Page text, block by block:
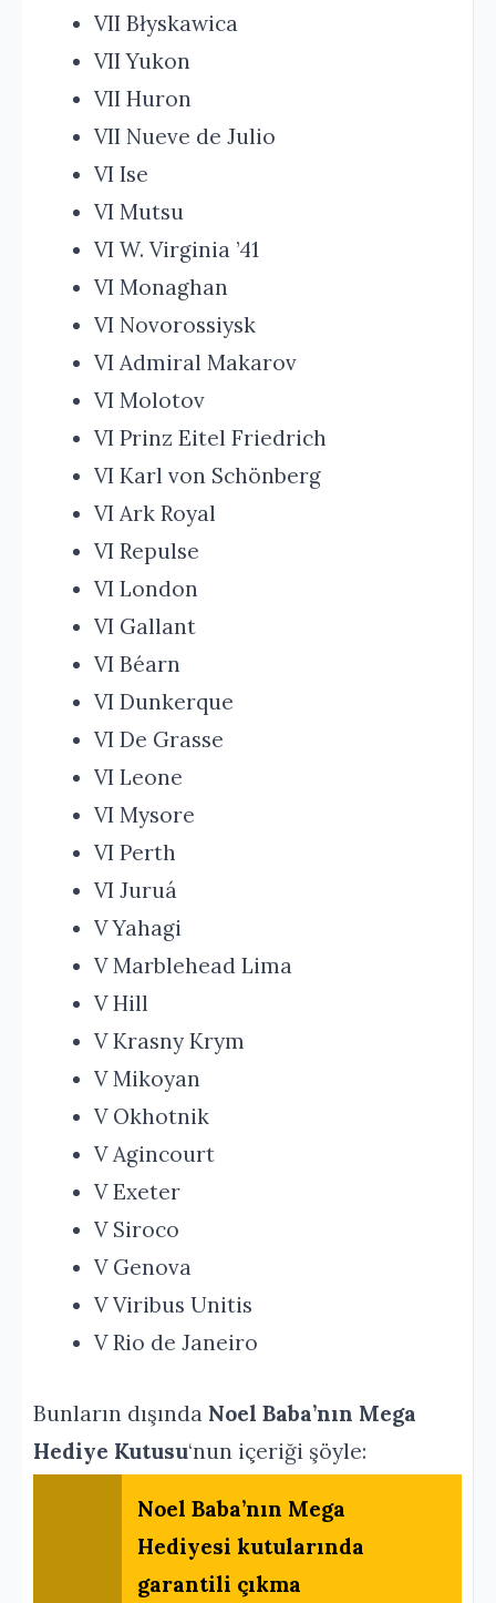
VII Błyskawica
VII Yukon
VII Huron
VII Nueve de Julio
VI Ise
VI Mutsu
VI W. Virginia ’41
VI Monaghan
VI Novorossiysk
VI Admiral Makarov
VI Molotov
VI Prinz Eitel Friedrich
VI Karl von Schönberg
VI Ark Royal
VI Repulse
VI London
VI Gallant
VI Béarn
VI Dunkerque
VI De Grasse
VI Leone
VI Mysore
VI Perth
VI Juruá
V Yahagi
V Marblehead Lima
V Hill
V Krasny Krym
V Mikoyan
V Okhotnik
V Agincourt
V Exeter
V Siroco
V Genova
V Viribus Unitis
V Rio de Janeiro
Bunların dışında Noel Baba’nın Mega
Hediye Kutusu‘nun içeriği şöyle:
Noel Baba’nın Mega
Hediyesi kutularında
garantili çıkma